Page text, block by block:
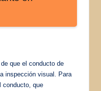
que el conducto de
inspección visual. Para
conducto, que